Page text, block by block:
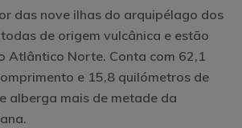
das nove ilhas do arquipélago dos
de origem vulcânica e estão
Atlântico Norte. Conta com 62,1
e 15,8 quilómetros de
alberga mais de metade da